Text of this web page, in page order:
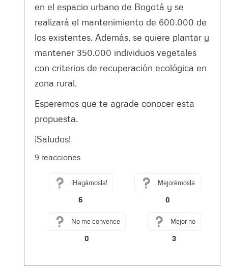
en el espacio urbano de Bogotá y se
realizará el mantenimiento de 600.000 de
los existentes. Además, se quiere plantar y
mantener 350.000 individuos vegetales
con criterios de recuperación ecológica en
zona rural.
Esperemos que te agrade conocer esta
propuesta.
¡Saludos!
9 reacciones
¡Hagámosla!
6
Mejorémosla
0
No me convence
0
Mejor no
3